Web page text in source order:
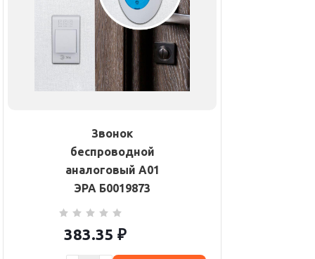
Звонок
беспроводной
аналоговый A01
ЭРА Б0019873
383.35 ₽